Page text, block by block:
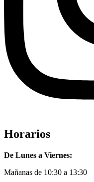
Horarios
De Lunes a Viernes:
Mañanas de 10:30 a 13:30